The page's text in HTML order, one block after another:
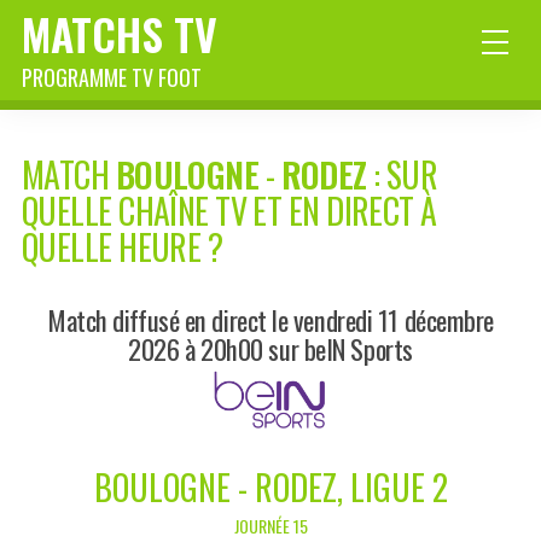
MATCHS TV
PROGRAMME TV FOOT
MATCH BOULOGNE-RODEZ: SUR
QUELLE CHAÎNE TV ET EN DIRECT À
QUELLE HEURE ?
Match diffusé en direct le vendredi 11 décembre
2026 à 20h00 sur beIN Sports
BOULOGNE - RODEZ, LIGUE 2
JOURNÉE 15